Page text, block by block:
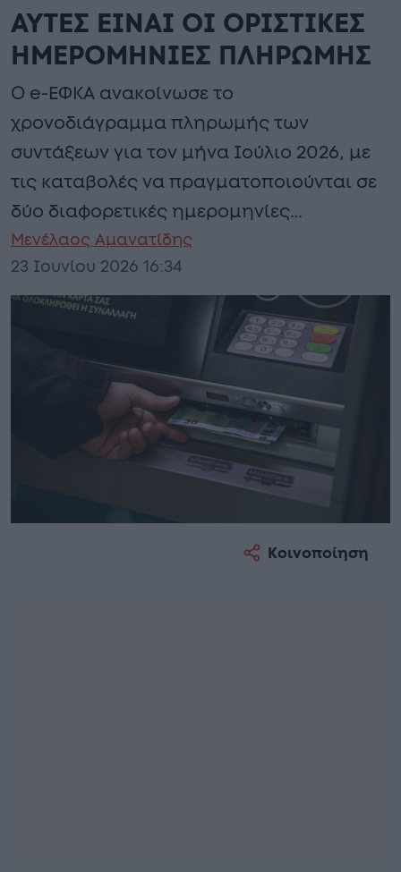
ΑΥΤΕΣ ΕΙΝΑΙ ΟΙ ΟΡΙΣΤΙΚΕΣ
ΗΜΕΡΟΜΗΝΙΕΣ ΠΛΗΡΩΜΗΣ
Ο e-ΕΦΚΑ ανακοίνωσε το
χρονοδιάγραμμα πληρωμής των
συντάξεων για τον μήνα Ιούλιο 2026, με
τις καταβολές να πραγματοποιούνται σε
δύο διαφορετικές ημερομηνίες…
Μενέλαος Αμανατίδης
23 Ιουνίου 2026 16:34
Κοινοποίηση